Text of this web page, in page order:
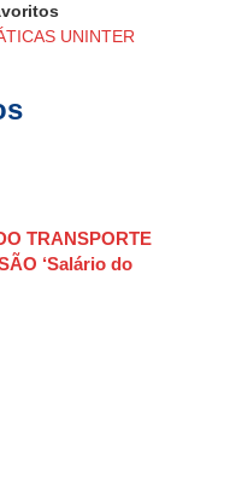
UNINTER
TRANSPORTE
‘Salário do